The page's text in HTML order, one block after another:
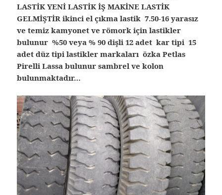
LASTİK YENİ LASTİK İŞ MAKİNE LASTİK
GELMİŞTİR ikinci el çıkma lastik 7.50-16 yarasız
ve temiz kamyonet ve römork için lastikler
bulunur %50 veya % 90 dişli 12 adet kar tipi 15
adet düz tipi lastikler markaları özka Petlas
Pirelli Lassa bulunur sambrel ve kolon
bulunmaktadır…